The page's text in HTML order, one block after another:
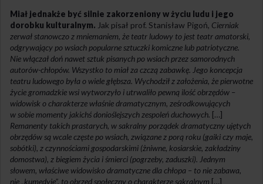
Miał jednakże być silnie zakorzeniony w życiu ludu i jego
dorobku kulturalnym. Jak pisał prof. Stanisław Pigoń, Cierniak
zerwał stanowczo z mniemaniem, że teatr ludowy to jest teatr amatorski,
odgrywający po wsiach popularne sztuczki komiczne lub patriotyczne.
Nie włączał doń nawet sztuk pisanych po wsiach przez samorodnych
autorów-chłopów. Wszystko to miał za czczą zabawkę. Jego koncepcja
teatru ludowego była o wiele głębsza. Wychodził z założenia, że pierwotne
życie gromadzkie wsi wytworzyło i utrwaliło pewną ilość obrzędów –
widowisk o charakterze właśnie dramatycznym, ześrodkowujących
w sobie momenty jakichś donioślejszych zespoleń duchowych. […]
Remanenty takich prastarych, w sakralny porządek dramatyczny ujętych
obrzędów są wcale częste po wsiach, związane z porą roku (gaiki czy maje,
sobótki), z czynnościami gospodarskimi (żniwne, kosiarskie, zakładziny
domostwa), z biegiem życia i śmierci (pogrzeby, zaduszki). Jednym
słowem, właściwe widowisko dramatyczne dla chłopa – to nie zabawa,
nie „kumedyje”, to obrzęd społeczny o charakterze sakralnym […]